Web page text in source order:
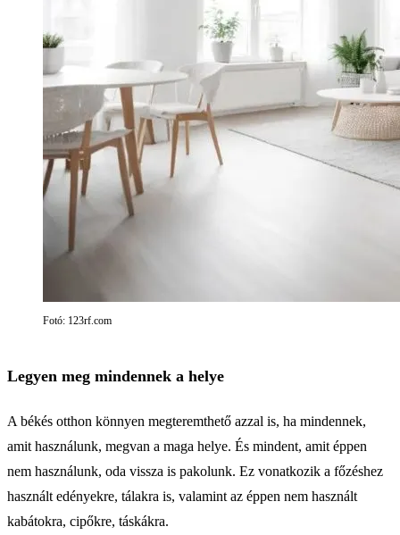
Fotó: 123rf.com
Legyen meg mindennek a helye
A békés otthon könnyen megteremthető azzal is, ha mindennek,
amit használunk, megvan a maga helye. És mindent, amit éppen
nem használunk, oda vissza is pakolunk. Ez vonatkozik a főzéshez
használt edényekre, tálakra is, valamint az éppen nem használt
kabátokra, cipőkre, táskákra.